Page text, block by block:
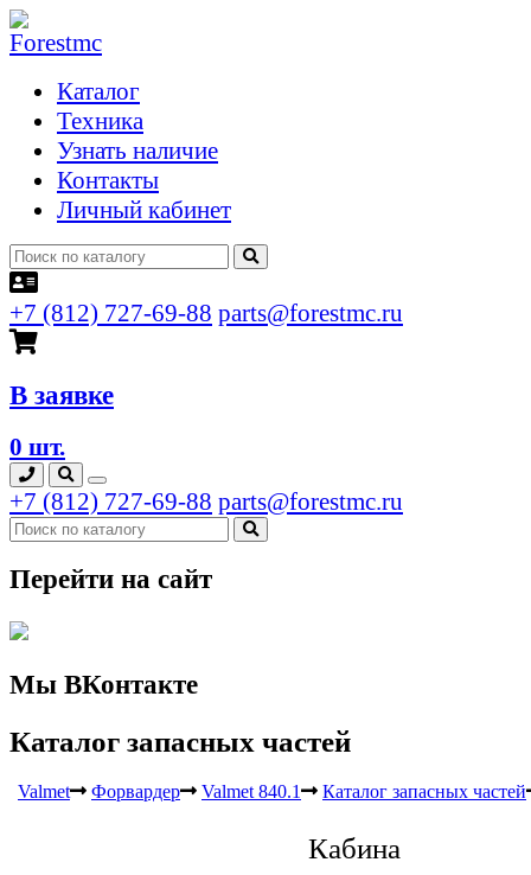
Каталог
Техника
Узнать наличие
Контакты
Личный кабинет
+7 (812) 727-69-88 parts@forestmc.ru
В заявке
0 шт.
+7 (812) 727-69-88 parts@forestmc.ru
Перейти на сайт
Мы ВКонтакте
Каталог запасных частей
Valmet Форвардер Valmet 840.1 Каталог запасных частей
Кабина